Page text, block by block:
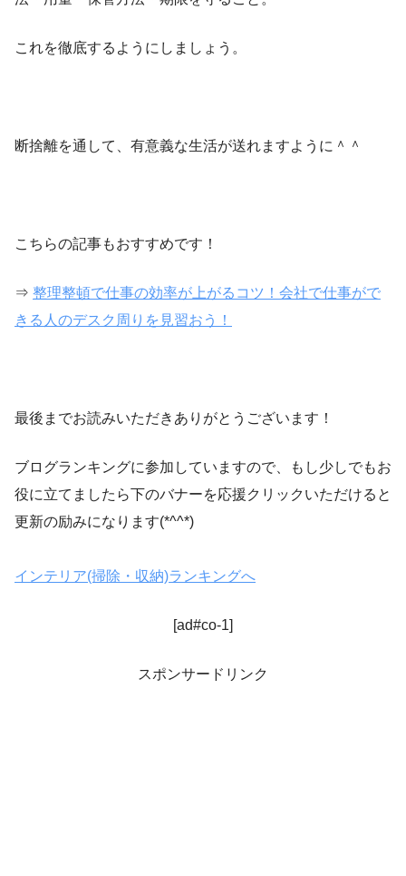
これを徹底するようにしましょう。
断捨離を通して、有意義な生活が送れますように＾＾
こちらの記事もおすすめです！
⇒ 整理整頓で仕事の効率が上がるコツ！会社で仕事がで
きる人のデスク周りを見習おう！
最後までお読みいただきありがとうございます！
ブログランキングに参加していますので、もし少しでもお
役に立てましたら下のバナーを応援クリックいただけると
更新の励みになります(*^^*)
インテリア(掃除・収納)ランキングへ
[ad#co-1]
スポンサードリンク